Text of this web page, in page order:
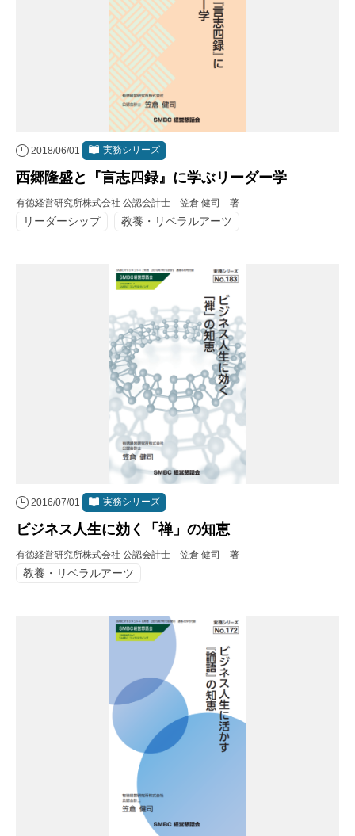
2018/06/01 実務シリーズ
西郷隆盛と『言志四録』に学ぶリーダー学
有徳経営研究所株式会社 公認会計士 笠倉 健司 著
リーダーシップ 教養・リベラルアーツ
2016/07/01 実務シリーズ
ビジネス人生に効く「禅」の知恵
有徳経営研究所株式会社 公認会計士 笠倉 健司 著
教養・リベラルアーツ